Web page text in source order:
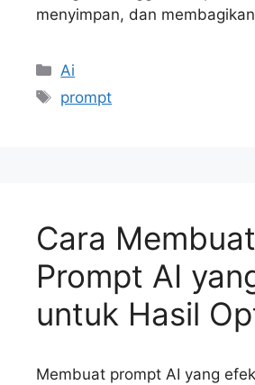
menyimpan, dan
Kategori
Ai
Tag
prompt
Cara Membuat
Prompt AI
untuk Hasil
Membuat prompt AI yang